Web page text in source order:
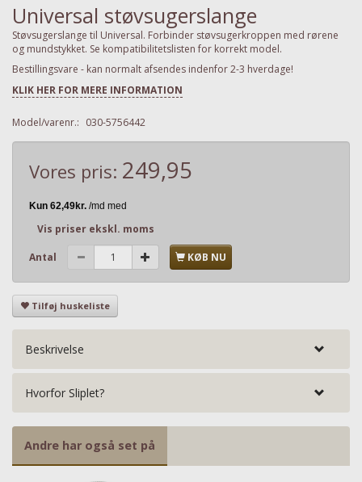
Universal støvsugerslange
Støvsugerslange til Universal. Forbinder støvsugerkroppen med rørene
og mundstykket. Se kompatibilitetslisten for korrekt model.
Bestillingsvare - kan normalt afsendes indenfor 2-3 hverdage!
KLIK HER FOR MERE INFORMATION
Model/varenr.: 030-5756442
Vores pris: 249,95
Vis priser ekskl. moms
Antal KØB NU
Tilføj huskeliste
Beskrivelse
Hvorfor Sliplet?
Andre har også set på